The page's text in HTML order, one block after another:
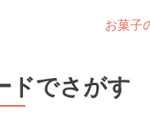
お菓子
ドでさがす